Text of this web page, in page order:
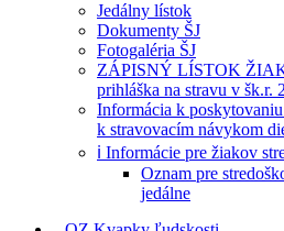
Jedálny lístok
Dokumenty ŠJ
Fotogaléria ŠJ
ZÁPISNÝ LÍSTOK
prihláška na stravu v šk.r.
Informácia k
k stravovacím návykom
ℹ️ Informácie pre žiakov
Oznam pre
jedálne